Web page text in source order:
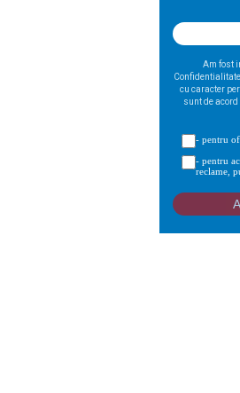
Am fost
cu caracter
sunt de
- pentru
- pentru
reclame,